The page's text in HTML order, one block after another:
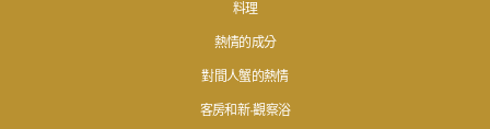
料理
熱情的成分
對間人蟹的熱情
客房和新·觀察浴